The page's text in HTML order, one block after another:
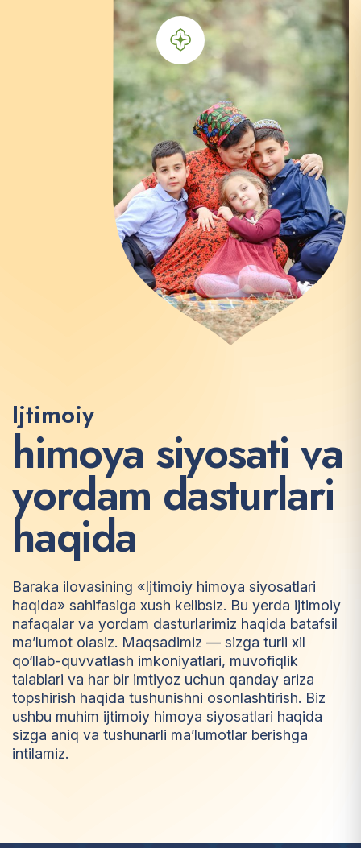
Ijtimoiy
himoya siyosati va
yordam dasturlari
haqida
Baraka ilovasining «Ijtimoiy himoya siyosatlari
haqida» sahifasiga xush kelibsiz. Bu yerda ijtimoiy
nafaqalar va yordam dasturlarimiz haqida batafsil
ma’lumot olasiz. Maqsadimiz — sizga turli xil
qo‘llab-quvvatlash imkoniyatlari, muvofiqlik
talablari va har bir imtiyoz uchun qanday ariza
topshirish haqida tushunishni osonlashtirish. Biz
ushbu muhim ijtimoiy himoya siyosatlari haqida
sizga aniq va tushunarli ma’lumotlar berishga
intilamiz.